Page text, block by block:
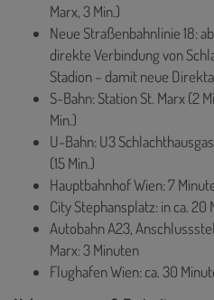
Marx, 3 Min.)
Neue Straßenbahnlinie 18:
direkte Verbindung von
Stadion – damit neue
S-Bahn: Station St. Marx (2
Min.)
U-Bahn: U3
(15 Min.)
Hauptbahnhof Wien: 7
City Stephansplatz: in ca.
Autobahn A23,
Marx: 3 Minuten
Flughafen Wien: ca. 30